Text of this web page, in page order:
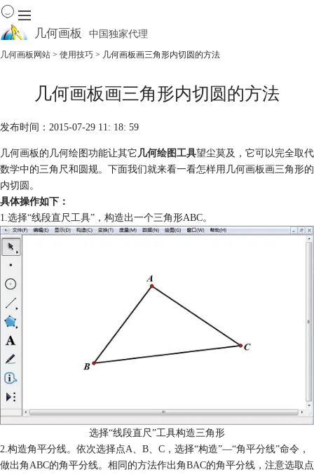
几何画板 中国独家代理
资源中心
软件商城
几何画板网站 > 使用技巧 > 几何画板画三角形内切圆的方法
几何画板画三角形内切圆的方法
发布时间：2015-07-29 11: 18: 59
几何画板的几何绘图功能让其它 几何绘图工具望尘莫及，它可以完全取代
数学中的三角尺和圆规。下面我们就来看一看怎样用几何画板画三角形的
内切圆。
具体操作如下：
1.选择“线段直尺工具”，构造出一个三角形ABC。
选择“线段直尺”工具构造三角形
2.构造角平分线。依次选择点A、B、C，选择“构造”—“角平分线”命令，
做出角ABC的角平分线。相同的方法作出角BAC的角平分线，注意选取点